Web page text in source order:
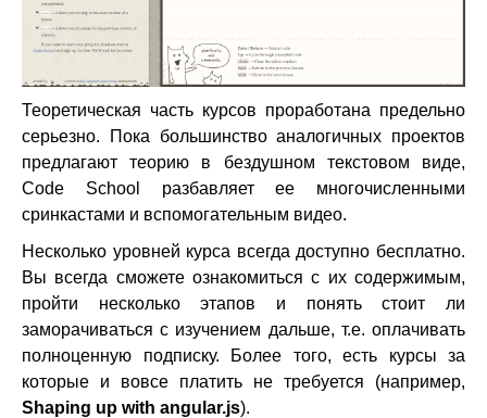
Теоретическая часть курсов проработана предельно
серьезно. Пока большинство аналогичных проектов
предлагают теорию в бездушном текстовом виде,
Code School разбавляет ее многочисленными
сринкастами и вспомогательным видео.
Несколько уровней курса всегда доступно бесплатно.
Вы всегда сможете ознакомиться с их содержимым,
пройти несколько этапов и понять стоит ли
заморачиваться с изучением дальше, т.е. оплачивать
полноценную подписку. Более того, есть курсы за
которые и вовсе платить не требуется (например,
Shaping up with angular.js).